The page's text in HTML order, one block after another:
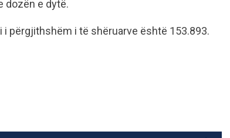
dozën e dytë.
përgjithshëm i të shëruarve është 153.893.